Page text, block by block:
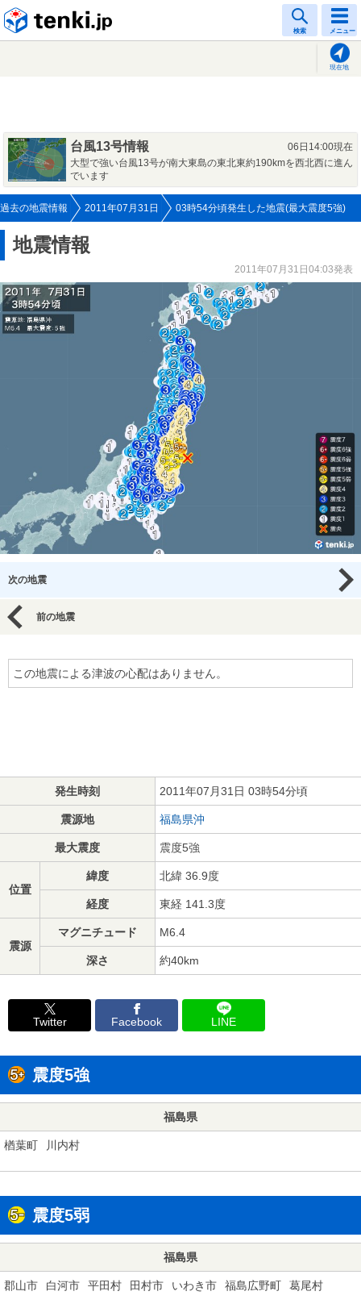
検索 メニュー
現在地
台風13号情報
06日14:00現在
大型で強い台風13号が南大東島の東北東約190kmを西北西に進ん
でいます
過去の地震情報 2011年07月31日 03時54分頃発生した地震(最大震度5強)
地震情報
2011年07月31日04:03発表
次の地震
前の地震
この地震による津波の心配はありません。
発生時刻 2011年07月31日 03時54分頃
震源地 福島県沖
最大震度 震度5強
位置
緯度 北緯 36.9度
経度 東経 141.3度
震源
マグニチュード M6.4
深さ 約40km
Twitter Facebook LINE
震度5強
福島県
楢葉町 川内村
震度5弱
福島県
郡山市 白河市 平田村 田村市 いわき市 福島広野町 葛尾村